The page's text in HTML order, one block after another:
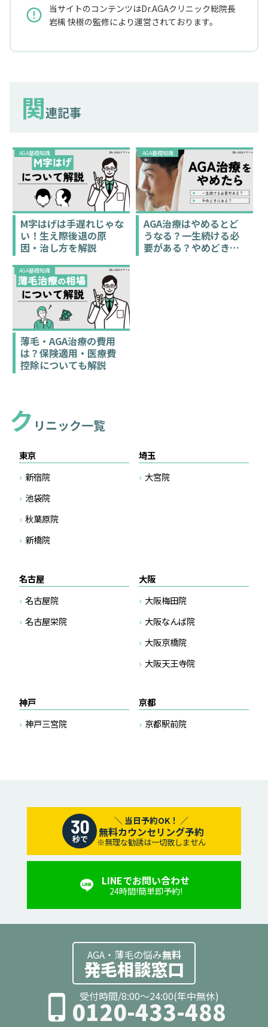
error_outline
当サイトのコンテンツはDr.AGAクリニック総院長
岩槻 快樹の監修により運営されております。
関連記事
AGA基礎知識
M字はげは手遅れじゃな
い！生え際後退の原
因・治し方を解説
AGA基礎知識
AGA治療はやめるとど
うなる？一生続ける必
要がある？やめどきは
あるか解説
AGA基礎知識
薄毛・AGA治療の費用
は？保険適用・医療費
控除についても解説
ク リニック一覧
東京
新宿院
池袋院
秋葉原院
新橋院
埼玉
大宮院
名古屋
名古屋院
名古屋栄院
大阪
大阪梅田院
大阪なんば院
大阪京橋院
大阪天王寺院
神戸
神戸三宮院
京都
京都駅前院
無料カウンセリング予約
※無理な勧誘は一切致しません
LINEでお問い合わせ
24時間!簡単即予約!
AGA・薄毛の悩み無料
発毛相談窓口
受付時間/8:00～24:00(年中無休)
0120-433-488